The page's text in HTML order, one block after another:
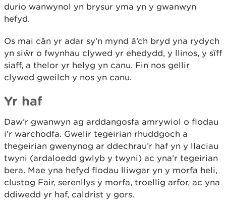
durio wanwynol yn brysur yma yn y gwanwyn
hefyd.
Os mai cân yr adar sy’n mynd â’ch bryd yna rydych
yn siŵr o fwynhau clywed yr ehedydd, y llinos, y sïff
siaff, a thelor yr helyg yn canu. Fin nos gellir
clywed gweilch y nos yn canu.
Yr haf
Daw’r gwanwyn ag arddangosfa amrywiol o flodau
i’r warchodfa. Gwelir tegeirian rhuddgoch a
thegeirian gwenynog ar ddechrau’r haf yn y llaciau
twyni (ardaloedd gwlyb y twyni) ac yna’r tegeirian
bera. Mae yna hefyd flodau lliwgar yn y morfa heli,
clustog Fair, serenllys y morfa, troellig arfor, ac yna
ddiwedd yr haf, caldrist y gors.